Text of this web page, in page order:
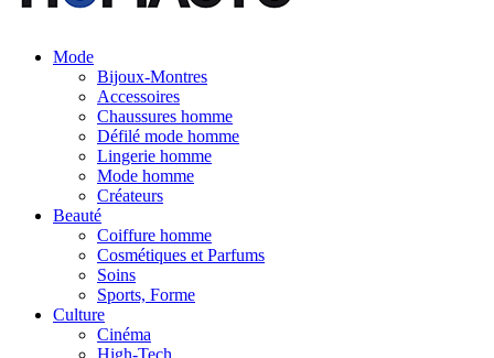
Mode
Bijoux-Montres
Accessoires
Chaussures homme
Défilé mode homme
Lingerie homme
Mode homme
Créateurs
Beauté
Coiffure homme
Cosmétiques et Parfums
Soins
Sports, Forme
Culture
Cinéma
High-Tech